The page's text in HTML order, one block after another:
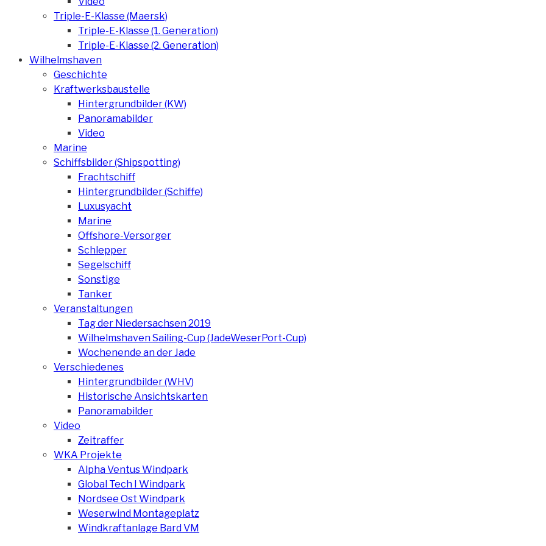
Triple-E-Klasse (Maersk)
Triple-E-Klasse (1. Generation)
Triple-E-Klasse (2. Generation)
Wilhelmshaven
Geschichte
Kraftwerksbaustelle
Hintergrundbilder (KW)
Panoramabilder
Video
Marine
Schiffsbilder (Shipspotting)
Frachtschiff
Hintergrundbilder (Schiffe)
Luxusyacht
Marine
Offshore-Versorger
Schlepper
Segelschiff
Sonstige
Tanker
Veranstaltungen
Tag der Niedersachsen 2019
Wilhelmshaven Sailing-Cup (JadeWeserPort-Cup)
Wochenende an der Jade
Verschiedenes
Hintergrundbilder (WHV)
Historische Ansichtskarten
Panoramabilder
Video
Zeitraffer
WKA Projekte
Alpha Ventus Windpark
Global Tech I Windpark
Nordsee Ost Windpark
Weserwind Montageplatz
Windkraftanlage Bard VM